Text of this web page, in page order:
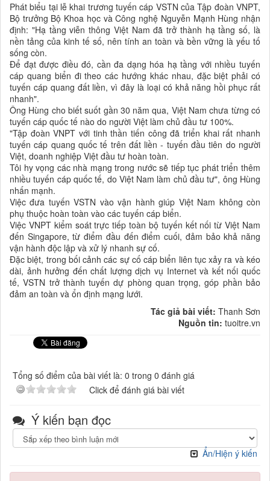
Phát biểu tại lễ khai trương tuyến cáp VSTN của Tập đoàn VNPT,
Bộ trưởng Bộ Khoa học và Công nghệ Nguyễn Mạnh Hùng nhận
định: "Hạ tầng viễn thông Việt Nam đã trở thành hạ tầng số, là
nền tảng của kinh tế số, nên tính an toàn và bền vững là yếu tố
sống còn.
Để đạt được điều đó, cần đa dạng hóa hạ tầng với nhiều tuyến
cáp quang biển đi theo các hướng khác nhau, đặc biệt phải có
tuyến cáp quang đất liền, vì đây là loại có khả năng hồi phục rất
nhanh".
Ông Hùng cho biết suốt gần 30 năm qua, Việt Nam chưa từng có
tuyến cáp quốc tế nào do người Việt làm chủ đầu tư 100%.
"Tập đoàn VNPT với tinh thần tiến công đã triển khai rất nhanh
tuyến cáp quang quốc tế trên đất liền - tuyến đầu tiên do người
Việt, doanh nghiệp Việt đầu tư hoàn toàn.
Tôi hy vọng các nhà mạng trong nước sẽ tiếp tục phát triển thêm
nhiều tuyến cáp quốc tế, do Việt Nam làm chủ đầu tư", ông Hùng
nhấn mạnh.
Việc đưa tuyến VSTN vào vận hành giúp Việt Nam không còn
phụ thuộc hoàn toàn vào các tuyến cáp biển.
Việc VNPT kiểm soát trực tiếp toàn bộ tuyến kết nối từ Việt Nam
đến Singapore, từ điểm đầu đến điểm cuối, đảm bảo khả năng
vận hành độc lập và xử lý nhanh sự cố.
Đặc biệt, trong bối cảnh các sự cố cáp biển liên tục xảy ra và kéo
dài, ảnh hưởng đến chất lượng dịch vụ Internet và kết nối quốc
tế, VSTN trở thành tuyến dự phòng quan trọng, góp phần bảo
đảm an toàn và ổn định mạng lưới.
Tác giả bài viết: Thanh Sơn
Nguồn tin: tuoitre.vn
Tổng số điểm của bài viết là: 0 trong 0 đánh giá
Click để đánh giá bài viết
Ý kiến bạn đọc
Ẩn/Hiện ý kiến